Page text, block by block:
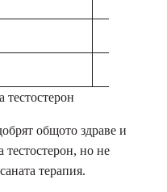
общото здраве и
но не
терапия.